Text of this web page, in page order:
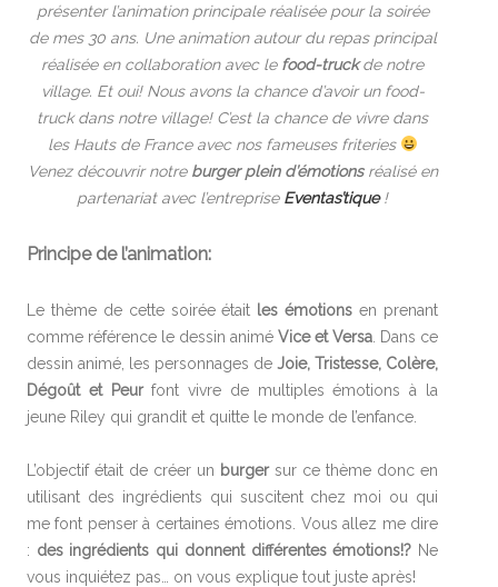
présenter l’animation principale réalisée pour la soirée
de mes 30 ans. Une animation autour du repas principal
réalisée en collaboration avec le food-truckde notre
village. Et oui! Nous avons la chance d’avoir un food-
truck dans notre village! C’est la chance de vivre dans
les Hauts de France avec nos fameuses friteries
Venez découvrir notre burger plein d’émotions réalisé en
partenariat avec l’entreprise Eventas’tique!
Principe de l’animation:
Le thème de cette soirée était les émotions en prenant
comme référence le dessin animé Vice et Versa . Dans ce
dessin animé, les personnages de Joie, Tristesse, Colère,
Dégoût et Peurfont vivre de multiples émotions à la
jeune Riley qui grandit et quitte le monde de l’enfance.
L’objectif était de créer un burgersur ce thème donc en
utilisant des ingrédients qui suscitent chez moi ou qui
me font penser à certaines émotions. Vous allez me dire
: des ingrédients qui donnent différentes émotions!? Ne
vous inquiétez pas… on vous explique tout juste après!